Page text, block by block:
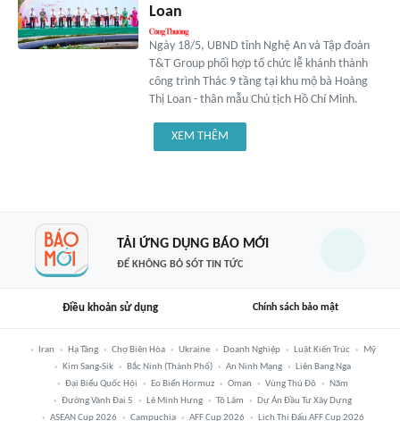
Loan
Ngày 18/5, UBND tỉnh Nghệ An và Tập đoàn
T&T Group phối hợp tổ chức lễ khánh thành
công trình Thác 9 tầng tại khu mộ bà Hoàng
Thị Loan - thân mẫu Chủ tịch Hồ Chí Minh.
XEM THÊM
TẢI ỨNG DỤNG BÁO MỚI
ĐỂ KHÔNG BỎ SÓT TIN TỨC
Điều khoản sử dụng Chính sách bảo mật
Iran Hạ Tầng Chợ Biên Hòa Ukraine Doanh Nghiệp Luật Kiến Trúc
Mỹ
Kim Sang-Sik
Bắc Ninh (thành Phố) An Ninh Mạng
Liên Bang Nga
Đại Biểu Quốc Hội
Eo Biển Hormuz Oman Vùng Thủ Đô
Năm
Đường Vành Đai 5
Lê Minh Hưng Tô Lâm
Dự Án Đầu Tư Xây Dựng
ASEAN Cup 2026
Campuchia AFF Cup 2026 Lịch Thi Đấu AFF Cup 2026